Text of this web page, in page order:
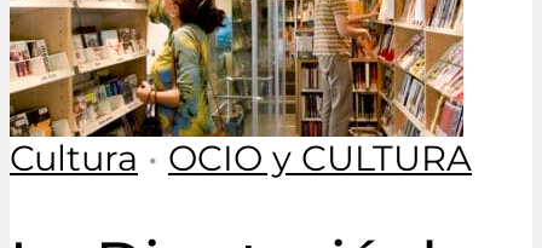
Cultura • OCIO y CULTURA